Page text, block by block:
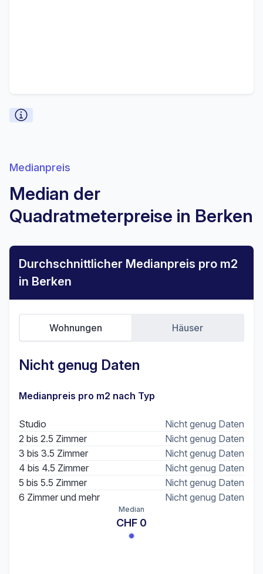
Medianpreis
Median der
Quadratmeterpreise in Berken
Durchschnittlicher Medianpreis pro m2
in Berken
Nicht genug Daten
Wohnungen Häuser
Medianpreis pro m2 nach Typ
Studio
Nicht genug Daten
2 bis 2.5 Zimmer
Nicht genug Daten
3 bis 3.5 Zimmer
Nicht genug Daten
4 bis 4.5 Zimmer
Nicht genug Daten
5 bis 5.5 Zimmer
Nicht genug Daten
6 Zimmer und mehr
Nicht genug Daten
Median
CHF 0